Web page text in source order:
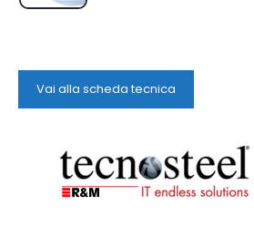
Vai alla scheda tecnica